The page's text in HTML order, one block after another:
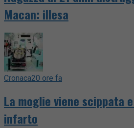
Macan: illesa
Cronaca20 ore fa
La moglie viene scippata
infarto